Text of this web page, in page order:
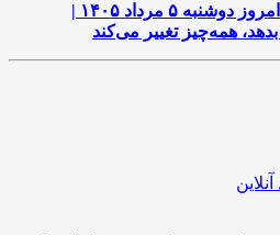
قیمت تتر، بیت‌کوین و اتریوم امروز دوشنبه ۵ مرداد ۱۴۰۵ |
همه‌چیز تغییر می‌کند